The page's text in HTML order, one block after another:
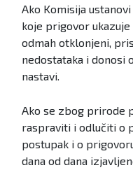
Ako Komisija
koje prigovor
odmah otklonjeni,
nedostataka i donosi
nastavi.
Ako se zbog prirode
raspraviti i odlučiti o
postupak i o
dana od dana